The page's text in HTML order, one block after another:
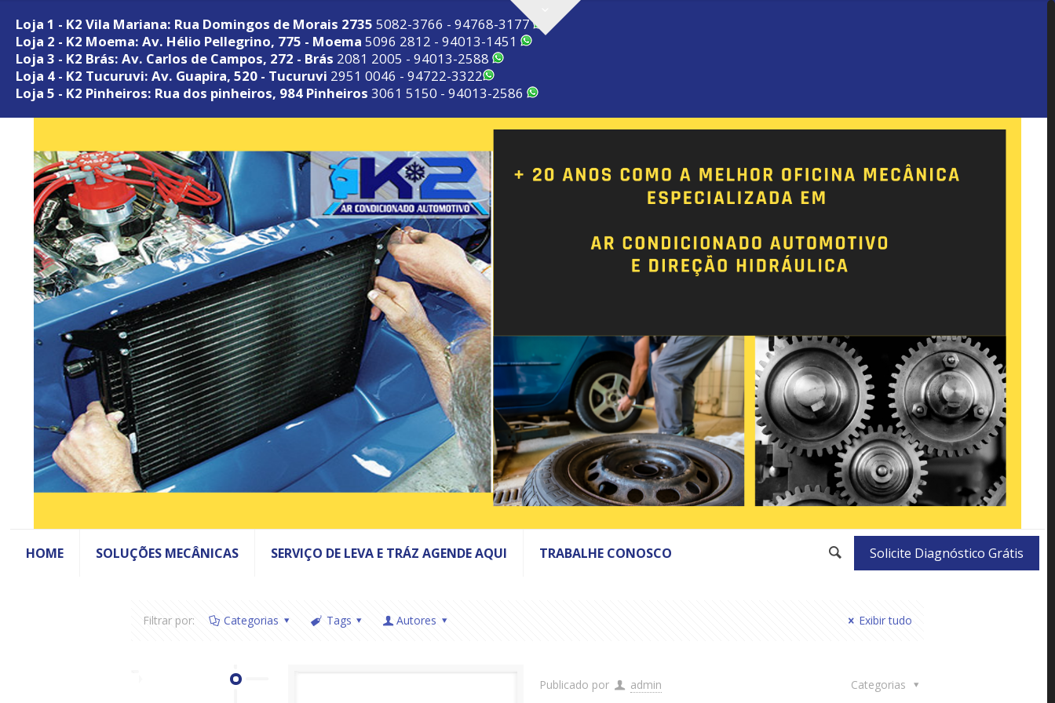
Loja 1 - K2 Vila Mariana: Rua Domingos de Morais 2735 5082-3766 - 94768-3177
Loja 2 - K2 Moema: Av. Hélio Pellegrino, 775 - Moema 5096 2812 - 94013-1451
Loja 3 - K2 Brás: Av. Carlos de Campos, 272 - Brás 2081 2005 - 94013-2588
Loja 4 - K2 Tucuruvi: Av. Guapira, 520 - Tucuruvi 2951 0046 - 94722-3322
Loja 5 - K2 Pinheiros: Rua dos pinheiros, 984 Pinheiros 3061 5150 - 94013-2586
HOME SOLUÇÕES MECÂNICAS SERVIÇO DE LEVA E TRÁZ AGENDE AQUI TRABALHE CONOSCO Solicite Diagnóstico Grátis
Filtrar por: Categorias Tags Autores Exibir tudo
Publicado por admin Categorias